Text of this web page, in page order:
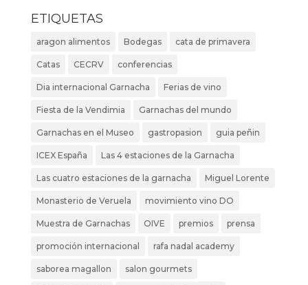
ETIQUETAS
aragon alimentos Bodegas cata de primavera
Catas CECRV conferencias
Dia internacional Garnacha Ferias de vino
Fiesta de la Vendimia Garnachas del mundo
Garnachas en el Museo gastropasion guia peñin
ICEX España Las 4 estaciones de la Garnacha
Las cuatro estaciones de la garnacha Miguel Lorente
Monasterio de Veruela movimiento vino DO
Muestra de Garnachas OIVE premios prensa
promoción internacional rafa nadal academy
saborea magallon salon gourmets